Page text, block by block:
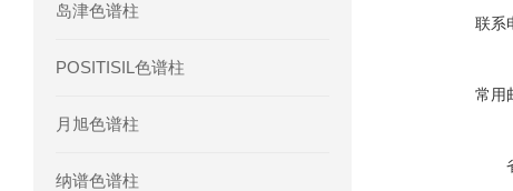
岛津色谱柱
POSITISIL色谱柱
月旭色谱柱
纳谱色谱柱
联系
常用